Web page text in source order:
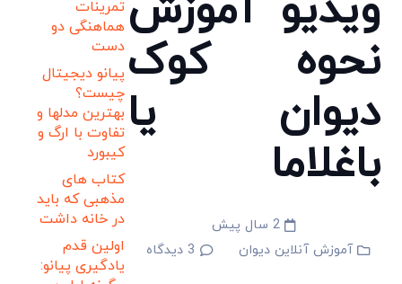
نحوه کوک
دیوان یا
باغلاما
2 سال پیش
آموزش آنلاین دیوان
3 دیدگاه
تمرینات
هماهنگی دو
دست
پیانو دیجیتال
چیست؟
بهترین مدلها و
تفاوت با ارگ و
کیبورد
کتاب های
مذهبی که باید
در خانه داشت
اولین قدم
یادگیری پیانو: